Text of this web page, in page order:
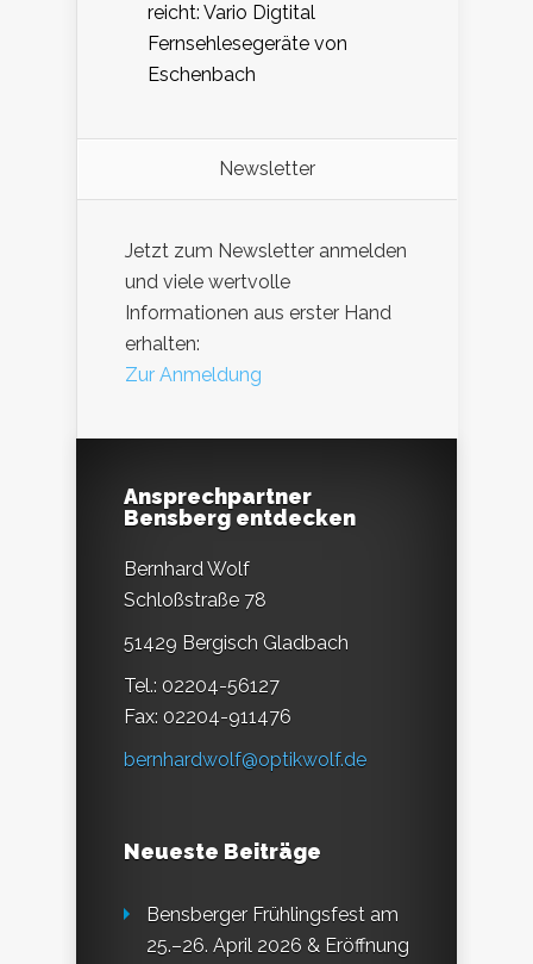
reicht: Vario Digtital
Fernsehlesegeräte von
Eschenbach
Newsletter
Jetzt zum Newsletter anmelden
und viele wertvolle
Informationen aus erster Hand
erhalten:
Zur Anmeldung
Ansprechpartner
Bensberg entdecken
Bernhard Wolf
Schloßstraße 78
51429 Bergisch Gladbach
Tel.: 02204-56127
Fax: 02204-911476
bernhardwolf@optikwolf.de
Neueste Beiträge
Bensberger Frühlingsfest am
25.–26. April 2026 & Eröffnung